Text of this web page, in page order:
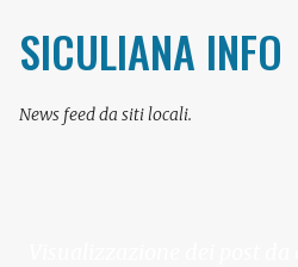
SICULIANA INFO
News feed da siti locali.